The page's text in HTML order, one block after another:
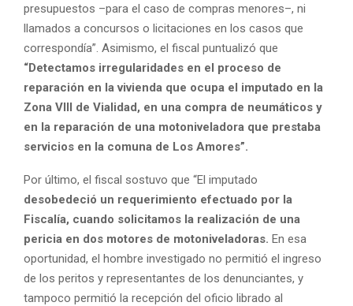
presupuestos –para el caso de compras menores–, ni
llamados a concursos o licitaciones en los casos que
correspondía”. Asimismo, el fiscal puntualizó que
“Detectamos irregularidades en el proceso de
reparación en la vivienda que ocupa el imputado en la
Zona VIII de Vialidad, en una compra de neumáticos y
en la reparación de una motoniveladora que prestaba
servicios en la comuna de Los Amores”.
Por último, el fiscal sostuvo que “El imputado
desobedeció un requerimiento efectuado por la
Fiscalía, cuando solicitamos la realización de una
pericia en dos motores de motoniveladoras. En esa
oportunidad, el hombre investigado no permitió el ingreso
de los peritos y representantes de los denunciantes, y
tampoco permitió la recepción del oficio librado al